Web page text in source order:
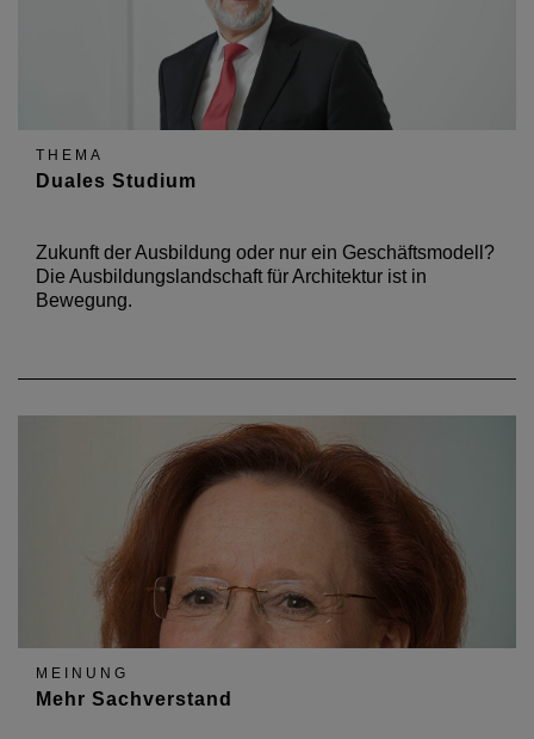
THEMA
Duales Studium
Zukunft der Ausbildung oder nur ein Geschäftsmodell?
Die Ausbildungslandschaft für Architektur ist in
Bewegung.
MEINUNG
Mehr Sachverstand